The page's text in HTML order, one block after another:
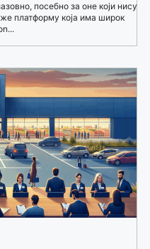
посебно за оне који нису
платформу која има широк